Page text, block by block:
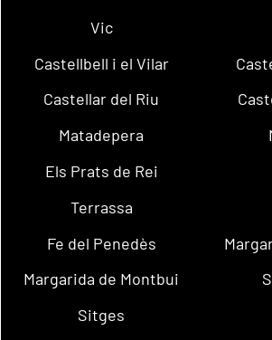
Vic
Castellbell i el Vilar
Castellar del Riu
Matadepera
Els Prats de Rei
Terrassa
Fe del Penedès
Margarida de Montbui
Sitges